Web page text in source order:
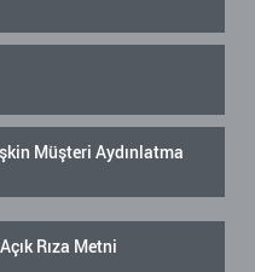
Müşteri Aydınlatma
Rıza Metni